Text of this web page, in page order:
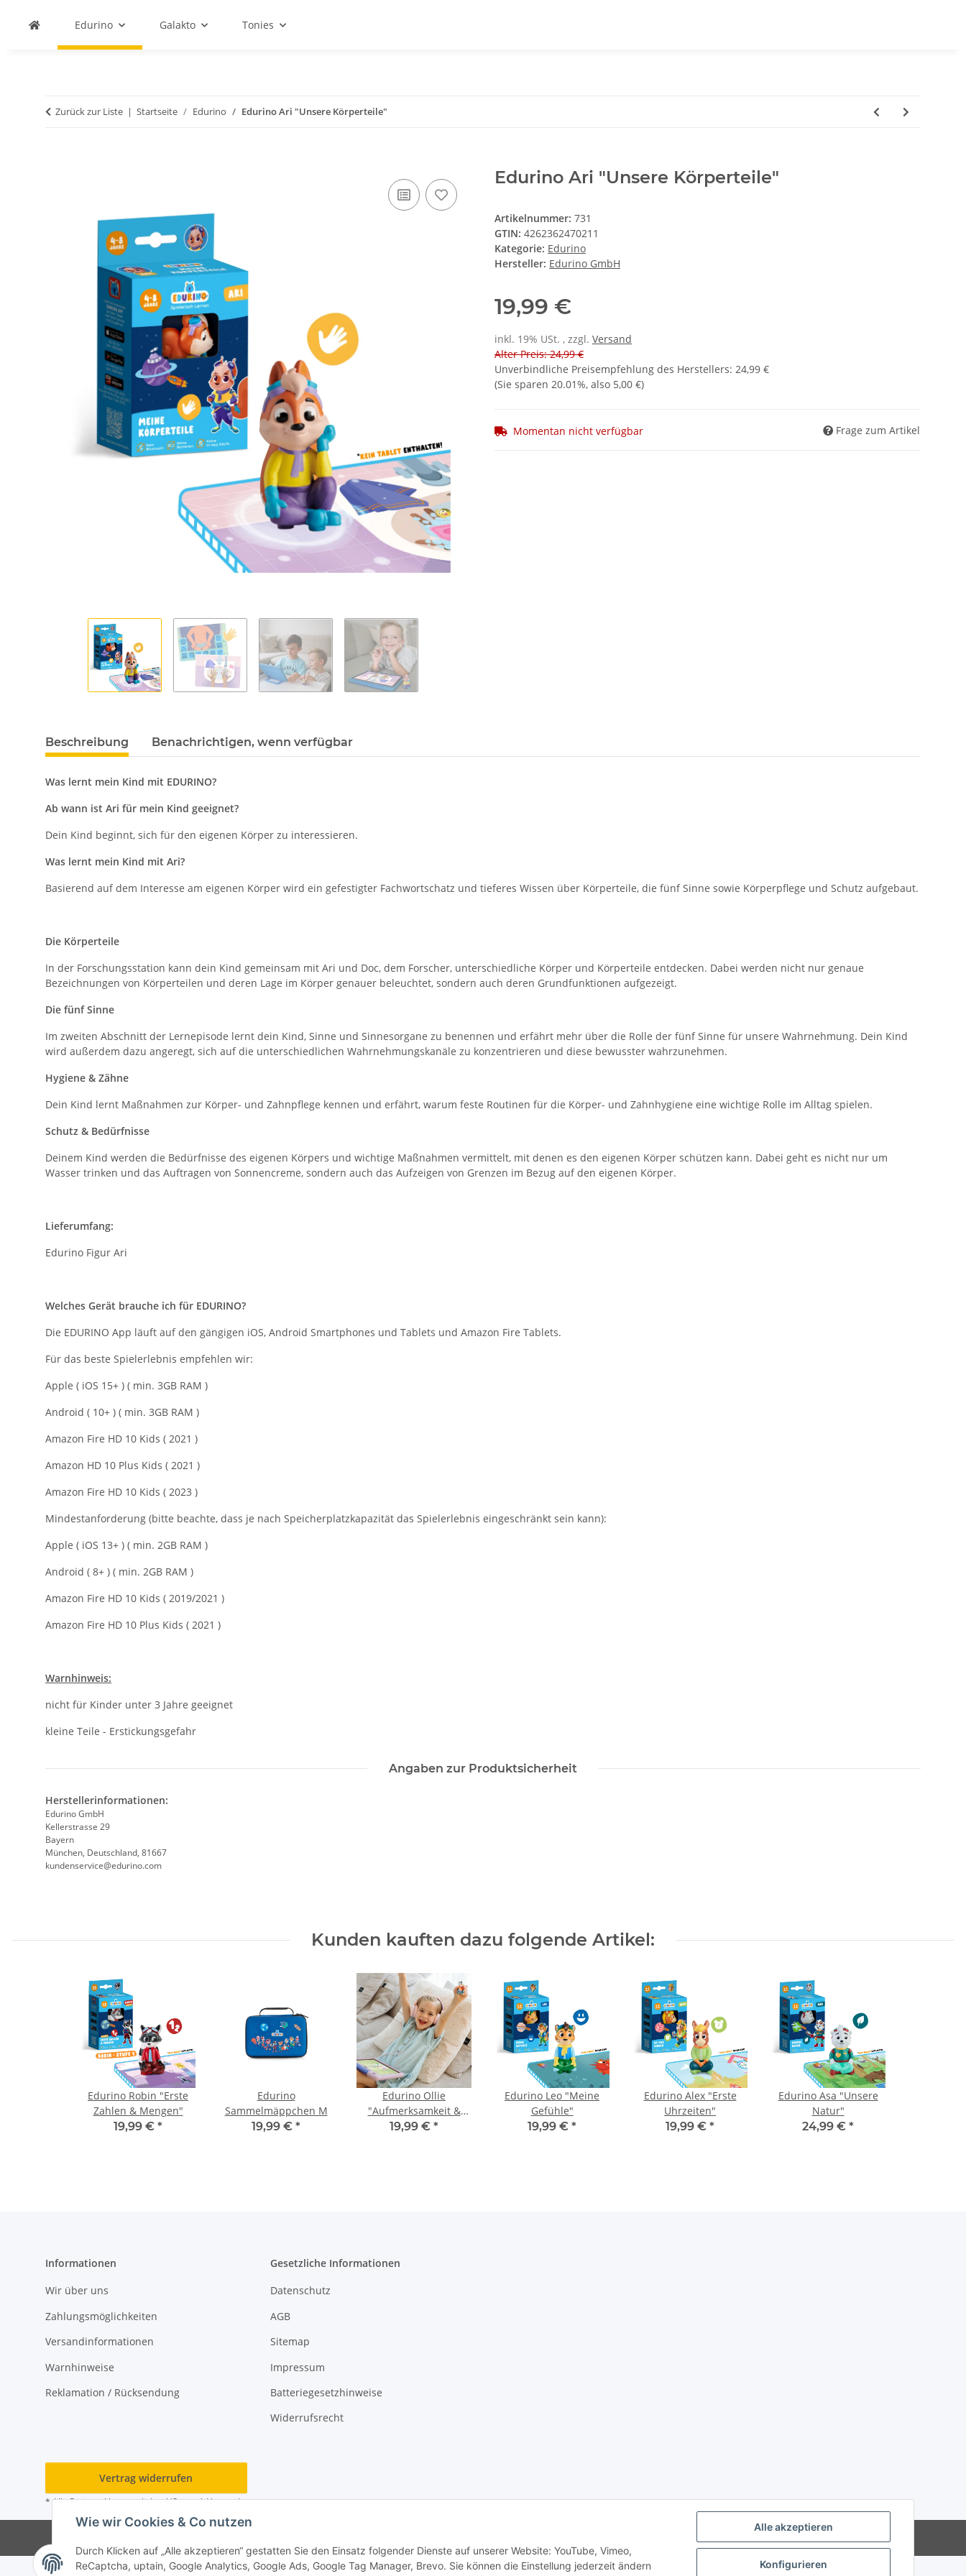
Alle akzeptieren
Konfigurieren
Wie wir Cookies & Co nutzen
Durch Klicken auf „Alle akzeptieren“ gestatten Sie den Einsatz folgender Dienste auf unserer Website: YouTube, Vimeo,
ReCaptcha, uptain, Google Analytics, Google Ads, Google Tag Manager, Brevo. Sie können die Einstellung jederzeit ändern
Edurino Galakto Tonies
Zurück zur Liste Startseite Edurino Edurino Ari "Unsere Körperteile"
Edurino Ari "Unsere Körperteile"
Artikelnummer: 731
GTIN: 4262362470211
Kategorie: Edurino
Hersteller: Edurino GmbH
19,99 €
inkl. 19% USt. , zzgl. Versand
Alter Preis: 24,99 €
Unverbindliche Preisempfehlung des Herstellers: 24,99 €
(Sie sparen 20.01%, also 5,00 €)
Momentan nicht verfügbar Frage zum Artikel
Beschreibung Benachrichtigen, wenn verfügbar
Was lernt mein Kind mit EDURINO?
Ab wann ist Ari für mein Kind geeignet?
Dein Kind beginnt, sich für den eigenen Körper zu interessieren.
Was lernt mein Kind mit Ari?
Basierend auf dem Interesse am eigenen Körper wird ein gefestigter Fachwortschatz und tieferes Wissen über Körperteile, die fünf Sinne sowie Körperpflege und Schutz aufgebaut.
Die Körperteile
In der Forschungsstation kann dein Kind gemeinsam mit Ari und Doc, dem Forscher, unterschiedliche Körper und Körperteile entdecken. Dabei werden nicht nur genaue
Bezeichnungen von Körperteilen und deren Lage im Körper genauer beleuchtet, sondern auch deren Grundfunktionen aufgezeigt.
Die fünf Sinne
Im zweiten Abschnitt der Lernepisode lernt dein Kind, Sinne und Sinnesorgane zu benennen und erfährt mehr über die Rolle der fünf Sinne für unsere Wahrnehmung. Dein Kind
wird außerdem dazu angeregt, sich auf die unterschiedlichen Wahrnehmungskanäle zu konzentrieren und diese bewusster wahrzunehmen.
Hygiene & Zähne
Dein Kind lernt Maßnahmen zur Körper- und Zahnpflege kennen und erfährt, warum feste Routinen für die Körper- und Zahnhygiene eine wichtige Rolle im Alltag spielen.
Schutz & Bedürfnisse
Deinem Kind werden die Bedürfnisse des eigenen Körpers und wichtige Maßnahmen vermittelt, mit denen es den eigenen Körper schützen kann. Dabei geht es nicht nur um
Wasser trinken und das Auftragen von Sonnencreme, sondern auch das Aufzeigen von Grenzen im Bezug auf den eigenen Körper.
Lieferumfang:
Edurino Figur Ari
Welches Gerät brauche ich für EDURINO?
Die EDURINO App läuft auf den gängigen iOS, Android Smartphones und Tablets und Amazon Fire Tablets.
Für das beste Spielerlebnis empfehlen wir:
Apple ( iOS 15+ ) ( min. 3GB RAM )
Android ( 10+ ) ( min. 3GB RAM )
Amazon Fire HD 10 Kids ( 2021 )
Amazon HD 10 Plus Kids ( 2021 )
Amazon Fire HD 10 Kids ( 2023 )
Mindestanforderung (bitte beachte, dass je nach Speicherplatzkapazität das Spielerlebnis eingeschränkt sein kann):
Apple ( iOS 13+ ) ( min. 2GB RAM )
Android ( 8+ ) ( min. 2GB RAM )
Amazon Fire HD 10 Kids ( 2019/2021 )
Amazon Fire HD 10 Plus Kids ( 2021 )
Warnhinweis:
nicht für Kinder unter 3 Jahre geeignet
kleine Teile - Erstickungsgefahr
Angaben zur Produktsicherheit
Herstellerinformationen:
Edurino GmbH
Kellerstrasse 29
Bayern
München, Deutschland, 81667
kundenservice@edurino.com
Kunden kauften dazu folgende Artikel:
Edurino Robin "Erste
Zahlen & Mengen"
19,99 € *
Edurino
Sammelmäppchen M
19,99 € *
Edurino Ollie
"Aufmerksamkeit &
Konzentration"
19,99 € *
Edurino Leo "Meine
Gefühle"
19,99 € *
Edurino Alex "Erste
Uhrzeiten"
19,99 € *
Edurino Asa "Unsere
Natur"
24,99 € *
Informationen
Wir über uns
Zahlungsmöglichkeiten
Versandinformationen
Warnhinweise
Reklamation / Rücksendung
Gesetzliche Informationen
Datenschutz
AGB
Sitemap
Impressum
Batteriegesetzhinweise
Widerrufsrecht
Vertrag widerrufen
* Alle Preise inkl. gesetzlicher USt., zzgl.Versand